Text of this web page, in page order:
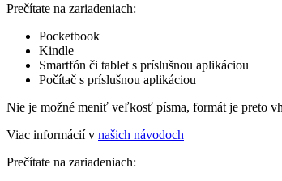
Prečítate na zariadeniach:
Pocketbook
Kindle
Smartfón či tablet s príslušnou aplikáciou
Počítač s príslušnou aplikáciou
Nie je možné meniť veľkosť písma, formát je preto
Viac informácií v našich návodoch
Prečítate na zariadeniach: